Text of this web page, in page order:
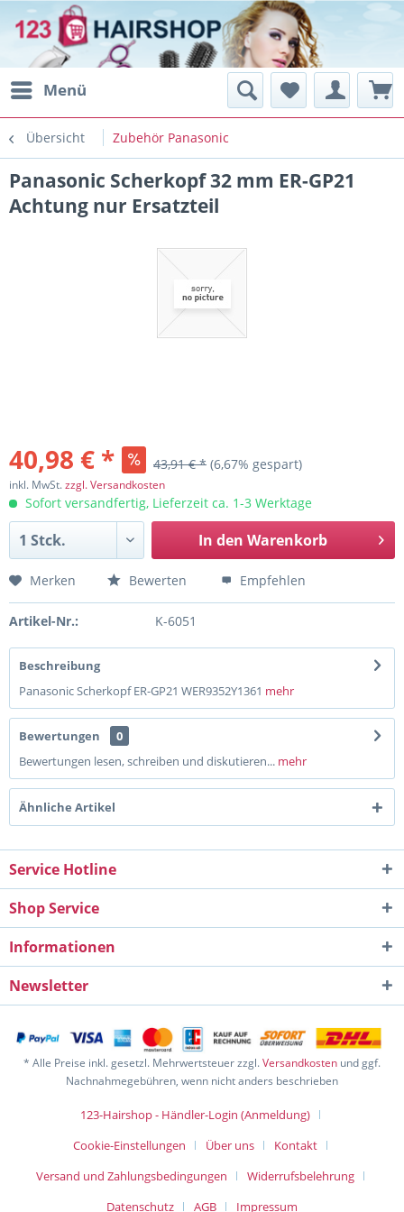
Menü
Übersicht Zubehör Panasonic
Panasonic Scherkopf 32 mm ER-GP21
Achtung nur Ersatzteil
40,98 € * 43,91 € * (6,67% gespart)
inkl. MwSt.zzgl. Versandkosten
Sofort versandfertig, Lieferzeit ca. 1-3 Werktage
In den Warenkorb
Merken Bewerten Empfehlen
Artikel-Nr.: K-6051
Beschreibung
Panasonic Scherkopf ER-GP21 WER9352Y1361 mehr
Bewertungen
0
Bewertungen lesen, schreiben und diskutieren... mehr
Ähnliche Artikel
Service Hotline
Shop Service
Informationen
Newsletter
* Alle Preise inkl. gesetzl. Mehrwertsteuer zzgl.Versandkosten und ggf.
Nachnahmegebühren, wenn nicht anders beschrieben
123-Hairshop - Händler-Login (Anmeldung)
Cookie-Einstellungen
Über uns
Kontakt
Versand und Zahlungsbedingungen
Widerrufsbelehrung
Datenschutz
AGB Impressum